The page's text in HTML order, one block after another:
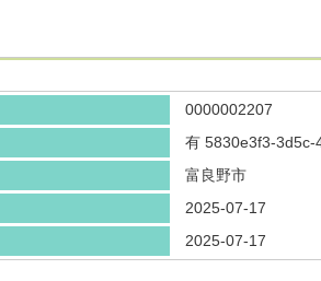
0000002207
有 5830e3f3-3d5c-
富良野市
2025-07-17
2025-07-17